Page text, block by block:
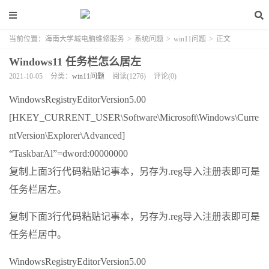
当前位置： 海南大学城电脑维修服务 > 系统问题 > win11问题 > 正文
Windows11 任务栏怎么居左
2021-10-05 分类： win11问题 阅读(1276) 评论(0)
WindowsRegistryEditorVersion5.00
[HKEY_CURRENT_USER\Software\Microsoft\Windows\Curre
ntVersion\Explorer\Advanced]
“TaskbarAl”=dword:00000000
复制上面3行代码粘贴记事本，另存为.reg导入注册表即可是
任务栏居左。
复制下面3行代码粘贴记事本，另存为.reg导入注册表即可是
任务栏居中。
WindowsRegistryEditorVersion5.00